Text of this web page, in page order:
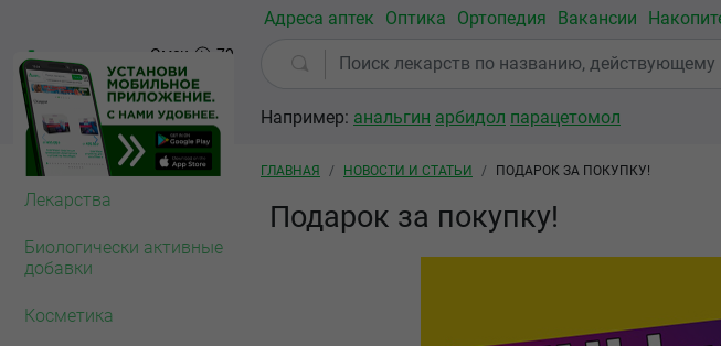
Перейти к основному содержанию
Омск
79
Адреса аптек Оптика Ортопедия Вакансии
Например: анальгин арбидол парацетомол
Лекарства
Биологически активные
добавки
Косметика
Строка навигации
ГЛАВНАЯ НОВОСТИ И СТАТЬИ ПОДАРОК ЗА ПОКУПКУ!
Подарок за покупку!